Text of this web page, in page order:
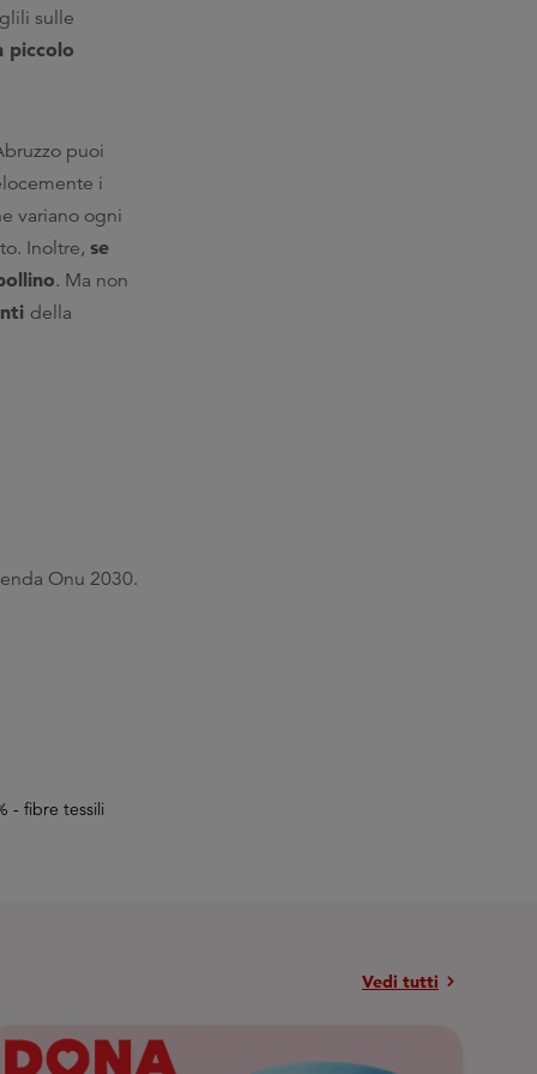
sulle
piccolo
puoi
i
variano ogni
Inoltre, se
. Ma non
della
Onu 2030.
- fibre tessili
Vedi tutti chevron_right